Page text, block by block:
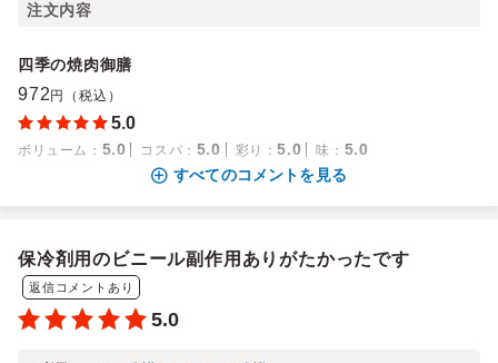
注文内容
四季の焼肉御膳
972 円（税込）
5.0
ボリューム ： 5.0 コスパ ： 5.0 彩り ：5.0 味 ： 5.0
すべてのコメントを見る
保冷剤用のビニール副作用ありがたかったです
返信コメントあり
5.0